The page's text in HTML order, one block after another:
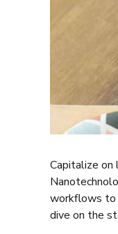
Capitalize
workflows to
dive on the